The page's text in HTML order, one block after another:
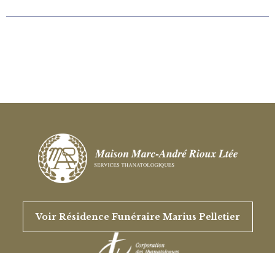
Voir Résidence Funéraire Marius Pelletier